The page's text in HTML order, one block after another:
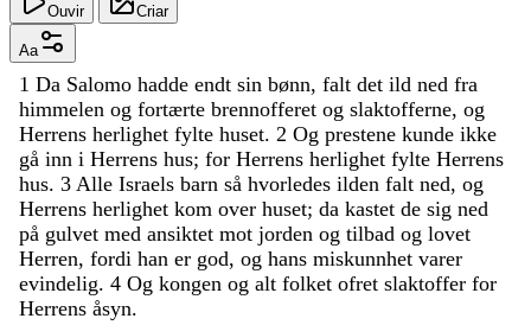
Ouvir Criar
Aa
1 Da Salomo hadde endt sin bønn, falt det ild ned fra
himmelen og fortærte brennofferet og slaktofferne, og
Herrens herlighet fylte huset. 2 Og prestene kunde ikke
gå inn i Herrens hus; for Herrens herlighet fylte Herrens
hus. 3 Alle Israels barn så hvorledes ilden falt ned, og
Herrens herlighet kom over huset; da kastet de sig ned
på gulvet med ansiktet mot jorden og tilbad og lovet
Herren, fordi han er god, og hans miskunnhet varer
evindelig. 4 Og kongen og alt folket ofret slaktoffer for
Herrens åsyn.